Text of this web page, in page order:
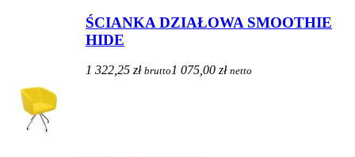
ŚCIANKA DZIAŁOWA SMOOTHIE
HIDE
1 322,25 zł brutto 1 075,00 zł netto